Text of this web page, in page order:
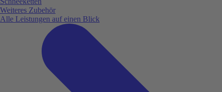
Weiteres Zubehör
Alle Leistungen auf einen Blick